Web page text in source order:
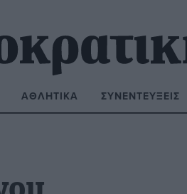
ΑΘΛΗΤΙΚΆ ΣΥΝΕΝΤΕΎΞΕΙΣ